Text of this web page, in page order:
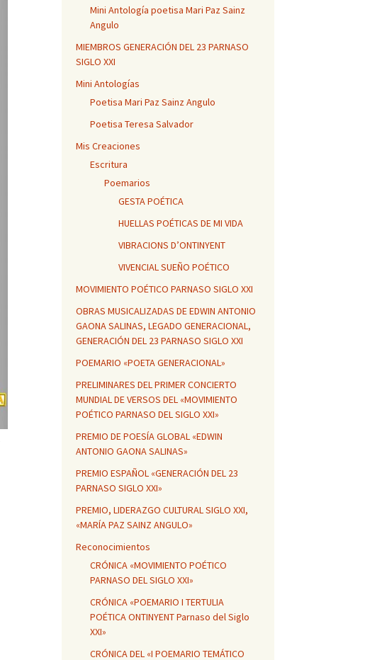
Mini Antología poetisa Mari Paz Sainz
Angulo
MIEMBROS GENERACIÓN DEL 23 PARNASO
SIGLO XXI
Mini Antologías
Poetisa Mari Paz Sainz Angulo
Poetisa Teresa Salvador
Mis Creaciones
Escritura
Poemarios
GESTA POÉTICA
HUELLAS POÉTICAS DE MI VIDA
VIBRACIONS D’ONTINYENT
VIVENCIAL SUEÑO POÉTICO
MOVIMIENTO POÉTICO PARNASO SIGLO XXI
OBRAS MUSICALIZADAS DE EDWIN ANTONIO
GAONA SALINAS, LEGADO GENERACIONAL,
GENERACIÓN DEL 23 PARNASO SIGLO XXI
POEMARIO «POETA GENERACIONAL»
PRELIMINARES DEL PRIMER CONCIERTO
MUNDIAL DE VERSOS DEL «MOVIMIENTO
POÉTICO PARNASO DEL SIGLO XXI»
PREMIO DE POESÍA GLOBAL «EDWIN
ANTONIO GAONA SALINAS»
PREMIO ESPAÑOL «GENERACIÓN DEL 23
PARNASO SIGLO XXI»
PREMIO, LIDERAZGO CULTURAL SIGLO XXI,
«MARÍA PAZ SAINZ ANGULO»
Reconocimientos
CRÓNICA «MOVIMIENTO POÉTICO
PARNASO DEL SIGLO XXI»
CRÓNICA «POEMARIO I TERTULIA
POÉTICA ONTINYENT Parnaso del Siglo
XXI»
CRÓNICA DEL «I POEMARIO TEMÁTICO